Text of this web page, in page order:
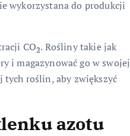
wykorzystana do produkcji
CO2. Rośliny takie jak
i magazynować go w swojej
tych roślin, aby zwiększyć
azotu